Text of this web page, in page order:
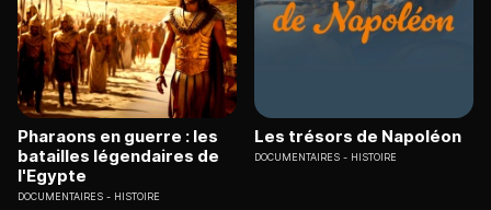
Pharaons en guerre : les
batailles légendaires de
l'Egypte
DOCUMENTAIRES HISTOIRE
Les trésors de Napoléon
DOCUMENTAIRES HISTOIRE